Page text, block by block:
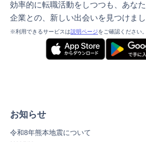
効率的に転職活動をしつつも、あな
企業との、新しい出会いを見つけまし
※利用できるサービスは説明ページをご確認ください。
お知らせ
令和8年熊本地震について